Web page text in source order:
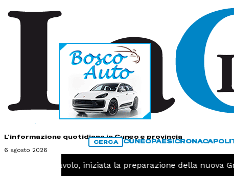
L'informazione quotidiana in Cuneo e provincia
6 agosto 2026
CERCA CUNEOPAESICRONACA
Pallavolo, iniziata la preparazione della nuova